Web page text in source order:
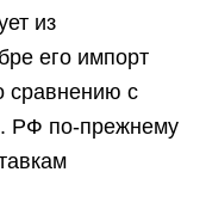
из
его импорт
сравнению с
РФ по-прежнему